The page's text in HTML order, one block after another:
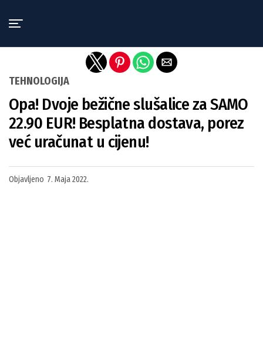
TEHNOLOGIJA
Opa! Dvoje bežične slušalice za SAMO
22.90 EUR! Besplatna dostava, porez
već uračunat u cijenu!
Objavljeno 7. Maja 2022.